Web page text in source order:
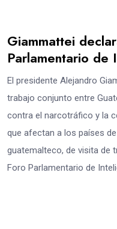
Giammattei
Parlamentario de
El presidente Alejandro
trabajo conjunto entre
contra el narcotráfico y la
que afectan a los países
guatemalteco, de visita de
Foro Parlamentario de